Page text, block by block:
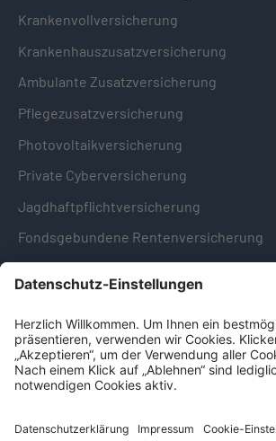
Krankenvollversicherung
Krankenhauszusatzversicherung
Ambulante Zusatzversicherung
Pflegezusatzversicherung
Photovoltaikversicherung
Private Cyberversicherung
Jagdhaftpflichtversicherung
Fondsgebundene Rentenversicherung
Hinweise & Informationen
Impressum
Datenschutz
Hinweisgebersystem -